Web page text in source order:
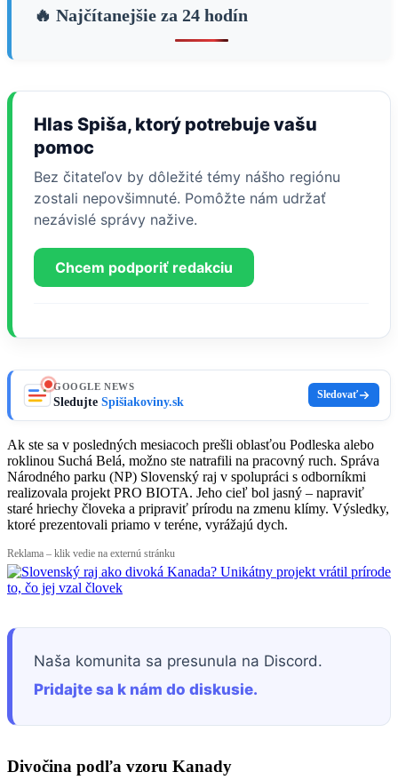
🔥 Najčítanejšie za 24 hodín
Hlas Spiša, ktorý potrebuje vašu
pomoc
Bez čitateľov by dôležité témy nášho regiónu
zostali nepovšimnuté. Pomôžte nám udržať
nezávislé správy nažive.
Chcem podporiť redakciu
GOOGLE NEWS
Sledujte Spišiakoviny.sk
Sledovať
Ak ste sa v posledných mesiacoch prešli oblasťou Podleska alebo
roklinou Suchá Belá, možno ste natrafili na pracovný ruch. Správa
Národného parku (NP) Slovenský raj v spolupráci s odborníkmi
realizovala projekt PRO BIOTA. Jeho cieľ bol jasný – napraviť
staré hriechy človeka a pripraviť prírodu na zmenu klímy. Výsledky,
ktoré prezentovali priamo v teréne, vyrážajú dych.
Reklama – klik vedie na externú stránku
Naša komunita sa presunula na Discord.
Pridajte sa k nám do diskusie.
Divočina podľa vzoru Kanady